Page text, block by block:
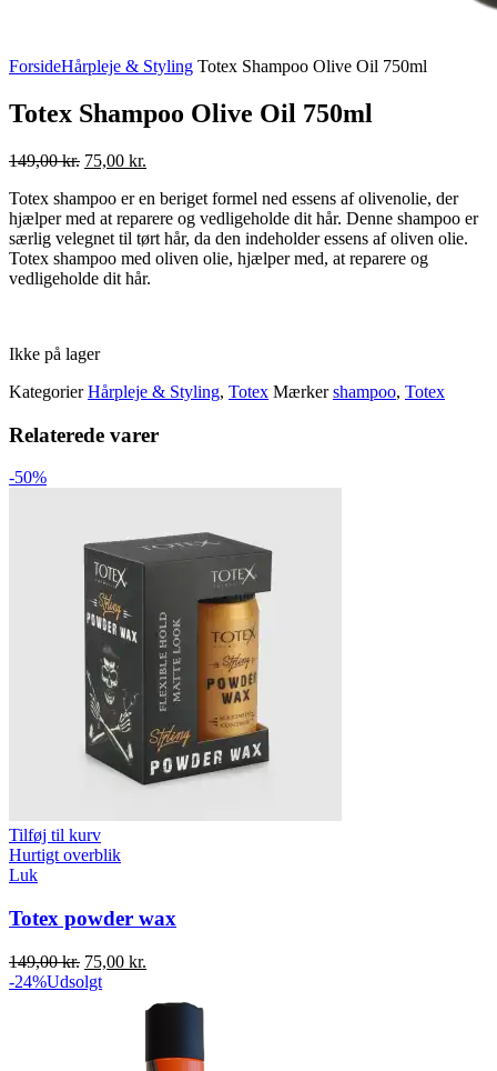
ForsideHårpleje & Styling Totex Shampoo Olive Oil 750ml
Totex Shampoo Olive Oil 750ml
149,00kr. Original
was:
149,00 kr..
75,00 kr.
is:
75,00 kr..
Totex shampoo er en beriget formel ned essens af olivenolie, der
hjælper med at reparere og vedligeholde dit hår. Denne shampoo er
særlig velegnet til tørt hår, da den indeholder essens af oliven olie.
Totex shampoo med oliven olie, hjælper med, at reparere og
vedligeholde dit hår.
Ikke på lager
Kategorier Hårpleje & Styling, Totex Mærker shampoo, Totex
Relaterede varer
-50%
Tilføj til kurv
Hurtigt overblik
Luk
Totex powder wax
149,00kr. Original
price
75,00 kr.
is:
-24%Udsolgt